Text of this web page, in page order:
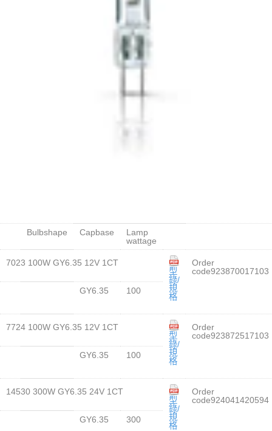
Bulbshape Capbase
Lamp
wattage
7023 100W GY6.35 12V 1CT
型
錄/
規
格
Order
code923870017103
GY6.35
100
7724 100W GY6.35 12V 1CT
型
錄/
規
格
Order
code923872517103
GY6.35
100
14530 300W GY6.35 24V 1CT
型
錄/
規
格
Order
code924041420594
GY6.35
300